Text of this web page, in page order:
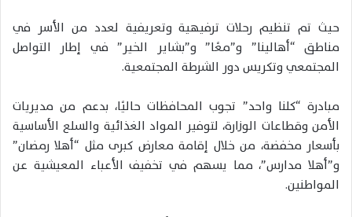
حيث تم تنظيم رحلات ترفيهية وتعريفية لعدد من الأسر في
مناطق “أهالينا” و”معًا” و”بشاير الخير” في إطار التواصل
المجتمعي وتكريس دور الشرطة المجتمعية.
مبادرة “كلنا واحد” تجوب المحافظات حاليًا، بدعم من مديريات
الأمن وقطاعات الوزارة، لتوفير المواد الغذائية والسلع الأساسية
بأسعار مخفضة، من خلال إقامة معارض كبرى مثل “أهلا رمضان”
و”أهلا مدارس”، مما يسهم في تخفيف الأعباء المعيشية عن
المواطنين.